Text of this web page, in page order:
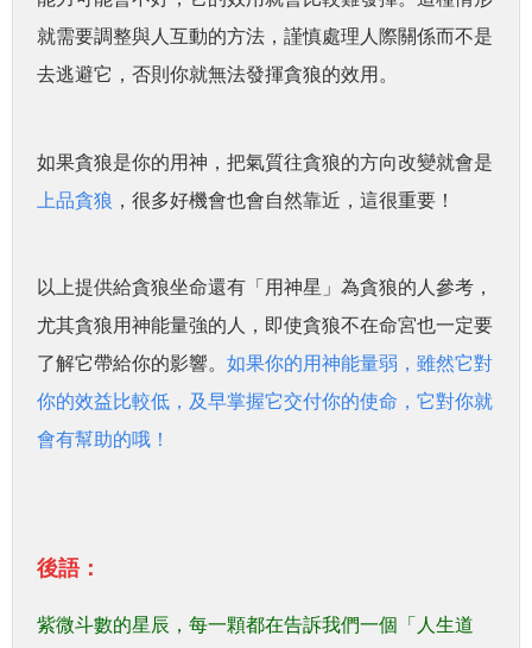
就需要調整與人互動的方法，謹慎處理人際關係而不是
去逃避它，否則你就無法發揮貪狼的效用。
如果貪狼是你的用神，把氣質往貪狼的方向改變就會是
上品貪狼 ，很多好機會也會自然靠近，這很重要！
以上提供給貪狼坐命還有「用神星」為貪狼的人參考，
尤其貪狼用神能量強的人，即使貪狼不在命宮也一定要
了解它帶給你的影響。 如果你的用神能量弱，雖然它對
你的效益比較低，及早掌握它交付你的使命，它對你就
會有幫助的哦！
後語：
紫微斗數的星辰，每一顆都在告訴我們一個「人生道